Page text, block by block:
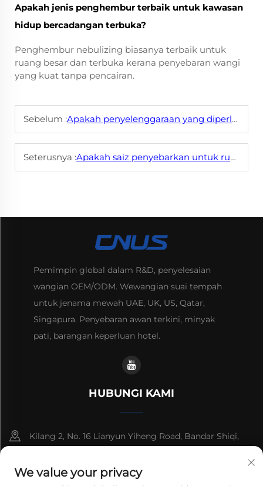
Apakah jenis penghembur terbaik untuk kawasan
hidup bercadangan terbuka?
Penghembur nebulizing biasanya terbaik untuk
ruang besar dan terbuka kerana penyebaran wangi
yang kuat tanpa pencairan.
Sebelum :Apakah penyelenggaraan yang diperlukan untuk mesin penyebar wap komersial bagi memastikan penggunaan jangka panjang?
Seterusnya :Apakah saiz penyebarkan untuk rumah yang diperlukan bagi ruang tamu berkonsep terbuka berbanding bilik tidur kecil?
Pemimpin global dalam R&D, penyelesaian
wangian OEM/ODM. Wewangian suai tempah
untuk jenama mewah UAE, UK, US, Qatar,
Singapura. Penyebaran awan terkini, minyak
pati, barangan keperluan hotel.
HUBUNGI KAMI
Kilang 2, No. 16 Lianyun Yiheng Road, Bandar Shiqi,
+86-13192436782
We value your privacy